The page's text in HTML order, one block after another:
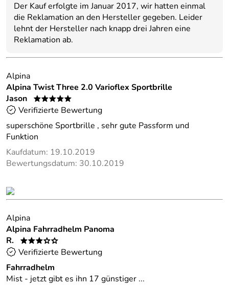
Der Kauf erfolgte im Januar 2017, wir hatten einmal
die Reklamation an den Hersteller gegeben. Leider
lehnt der Hersteller nach knapp drei Jahren eine
Reklamation ab.
Alpina
Alpina Twist Three 2.0 Varioflex Sportbrille
Jason
*****
Verifizierte Bewertung
superschöne Sportbrille , sehr gute Passform und
Funktion
Kaufdatum: 19.10.2019
Bewertungsdatum: 30.10.2019
Alpina
Alpina Fahrradhelm Panoma
R.
***oo
Verifizierte Bewertung
Fahrradhelm
Mist - jetzt gibt es ihn 17 günstiger ...